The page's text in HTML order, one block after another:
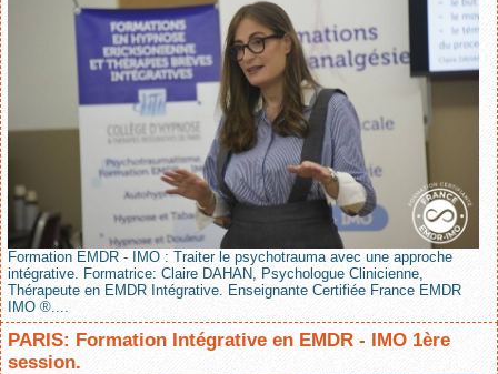
Formation EMDR - IMO : Traiter le psychotrauma avec une approche
intégrative. Formatrice: Claire DAHAN, Psychologue Clinicienne,
Thérapeute en EMDR Intégrative. Enseignante Certifiée France EMDR
IMO ®....
PARIS: Formation Intégrative en EMDR - IMO 1ère
session.